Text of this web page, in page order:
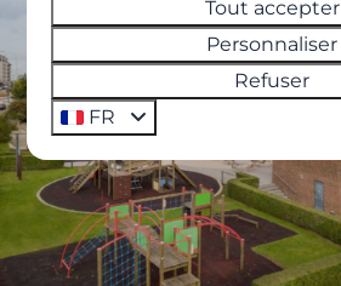
Tout accepter
Personnaliser
Refuser
FR